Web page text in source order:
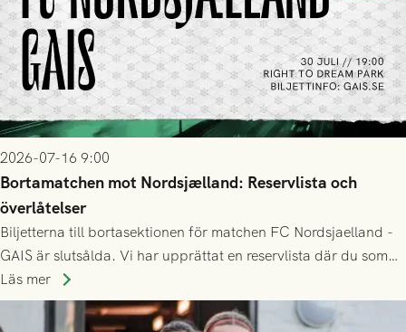
2026-07-16 9:00
Bortamatchen mot Nordsjælland: Reservlista och
överlåtelser
Biljetterna till bortasektionen för matchen FC Nordsjaelland -
GAIS är slutsålda. Vi har upprättat en reservlista där du som
ännu inte har någon biljett kan anmäla ditt intresse. Du kan
inte själv överlåta din biljett till någon annan.
Läs mer